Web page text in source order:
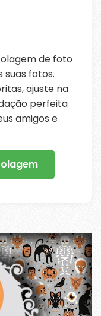
de foto
suas fotos.
ajuste na
perfeita
amigos e